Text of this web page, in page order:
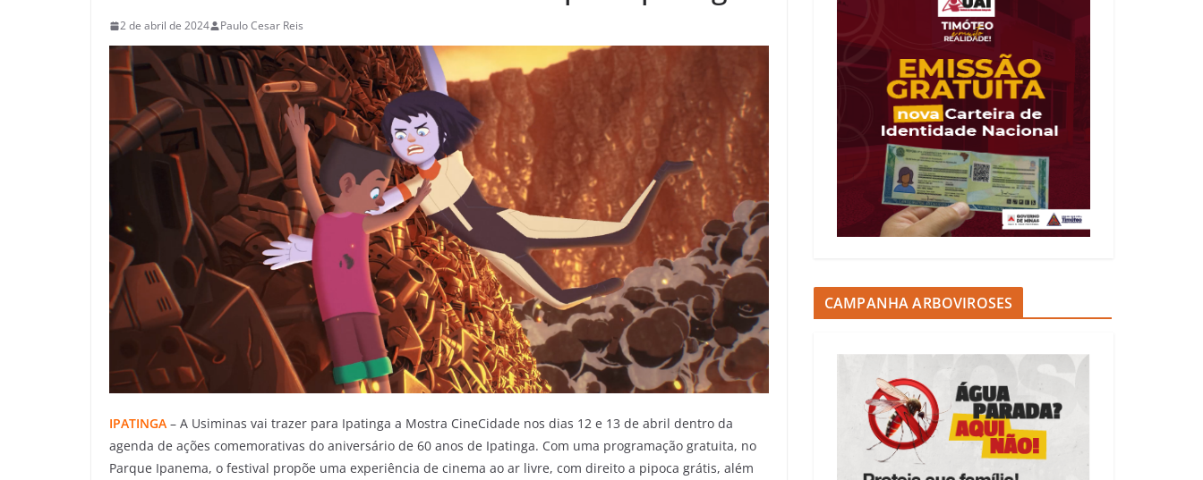
2 de abril de 2024 Paulo Cesar Reis
IPATINGA – A Usiminas vai trazer para Ipatinga a Mostra CineCidade nos dias 12 e 13 de abril dentro da
agenda de ações comemorativas do aniversário de 60 anos de Ipatinga. Com uma programação gratuita, no
Parque Ipanema, o festival propõe uma experiência de cinema ao ar livre, com direito a pipoca grátis, além
CAMPANHA ARBOVIROSES